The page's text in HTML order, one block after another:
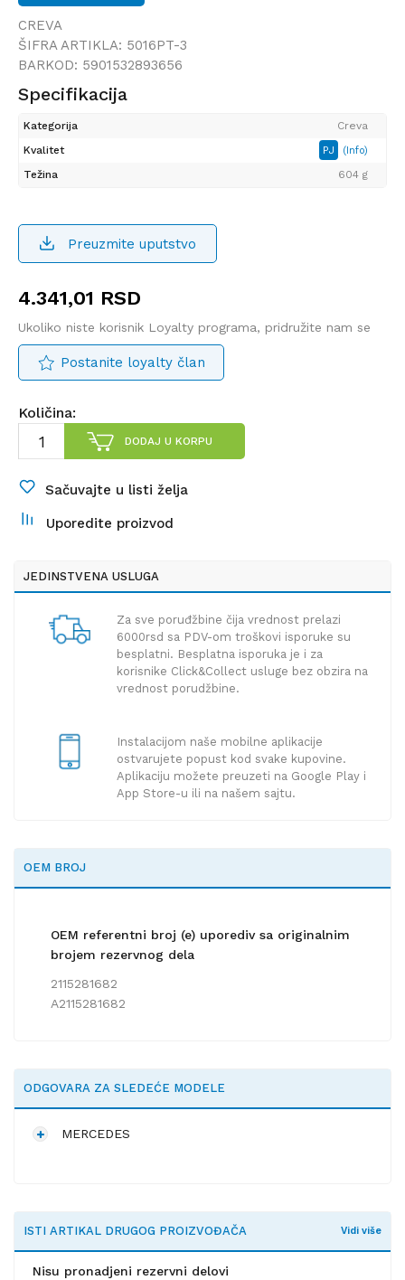
CREVA
ŠIFRA ARTIKLA: 5016PT-3
BARKOD: 5901532893656
Specifikacija
Kategorija
Creva
Kvalitet
PJ (Info)
Težina 604 g
Preuzmite uputstvo
4.341,01 RSD
Ukoliko niste korisnik Loyalty programa, pridružite nam se
Postanite loyalty član
Količina:
DODAJ U KORPU
Sačuvajte u listi želja
Uporedite proizvod
JEDINSTVENA USLUGA
Za sve poruđžbine čija vrednost prelazi
6000rsd sa PDV-om troškovi isporuke su
besplatni. Besplatna isporuka je i za
korisnike Click&Collect usluge bez obzira na
vrednost porudžbine.
Instalacijom naše mobilne aplikacije
ostvarujete popust kod svake kupovine.
Aplikaciju možete preuzeti na Google Play i
App Store-u ili na našem sajtu.
OEM BROJ
OEM referentni broj (e) uporediv sa originalnim
brojem rezervnog dela
2115281682
A2115281682
ODGOVARA ZA SLEDEĆE MODELE
MERCEDES
ISTI ARTIKAL DRUGOG PROIZVOĐAČA Vidi više
Nisu pronadjeni rezervni delovi